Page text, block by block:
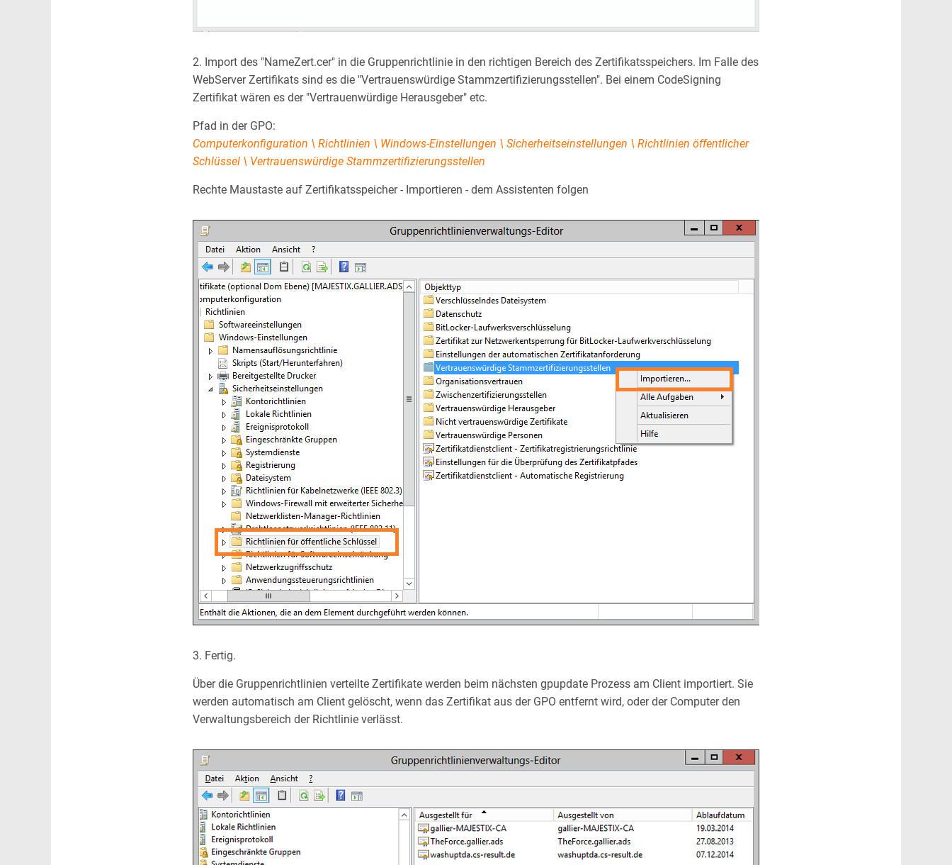
2. Import des "NameZert.cer" in die Gruppenrichtlinie in den richtigen Bereich des Zertifikatsspeichers. Im Falle des
WebServer Zertifikats sind es die "Vertrauenswürdige Stammzertifizierungsstellen". Bei einem CodeSigning
Zertifikat wären es der "Vertrauenwürdige Herausgeber" etc.
Pfad in der GPO:
Computerkonfiguration \ Richtlinien \ Windows-Einstellungen \ Sicherheitseinstellungen \ Richtlinien öffentlicher
Schlüssel \ Vertrauenswürdige Stammzertifizierungsstellen
Rechte Maustaste auf Zertifikatsspeicher - Importieren - dem Assistenten folgen
3. Fertig.
Über die Gruppenrichtlinien verteilte Zertifikate werden beim nächsten gpupdate Prozess am Client importiert. Sie
werden automatisch am Client gelöscht, wenn das Zertifikat aus der GPO entfernt wird, oder der Computer den
Verwaltungsbereich der Richtlinie verlässt.